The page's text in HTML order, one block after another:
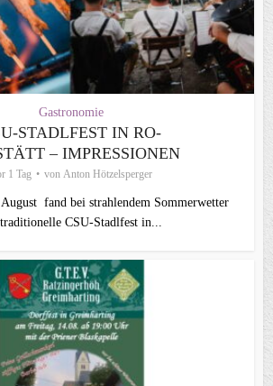
Gastronomie
STADLFEST IN RO-
– IMPRESSIONEN
1 Tag von Anton Hötzelsperger
fand bei strahlendem Sommerwetter
CSU-Stadlfest in...